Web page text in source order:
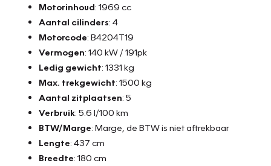
Motorinhoud: 1969 cc
Aantal cilinders: 4
Motorcode: B4204T19
Vermogen: 140 kW / 191pk
Ledig gewicht: 1331 kg
Max. trekgewicht: 1500 kg
Aantal zitplaatsen: 5
Verbruik: 5.6 l/100 km
BTW/Marge: Marge, de BTW is niet aftrekbaar
Lengte: 437 cm
Breedte: 180 cm